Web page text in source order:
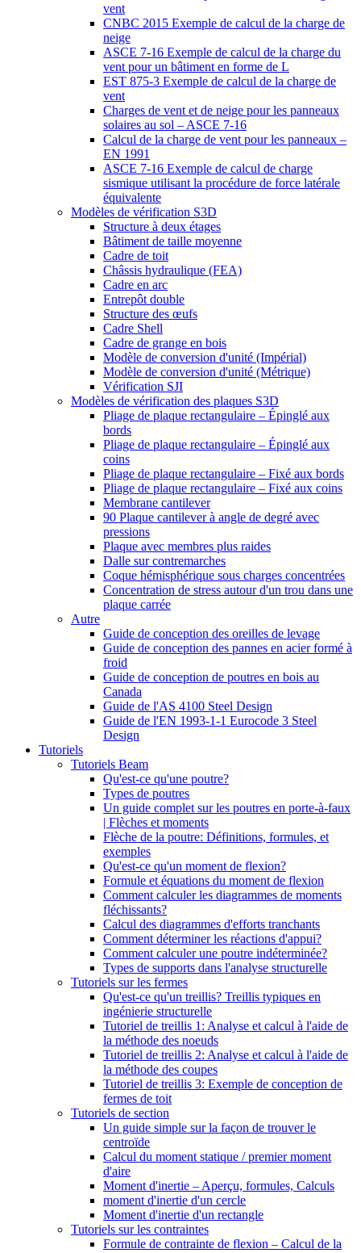
vent
CNBC 2015 Exemple de calcul de la charge de
neige
ASCE 7-16 Exemple de calcul de la charge du
vent pour un bâtiment en forme de L
EST 875-3 Exemple de calcul de la charge de
vent
Charges de vent et de neige pour les panneaux
solaires au sol – ASCE 7-16
Calcul de la charge de vent pour les panneaux –
EN 1991
ASCE 7-16 Exemple de calcul de charge
sismique utilisant la procédure de force latérale
équivalente
Modèles de vérification S3D
Structure à deux étages
Bâtiment de taille moyenne
Cadre de toit
Châssis hydraulique (FEA)
Cadre en arc
Entrepôt double
Structure des œufs
Cadre Shell
Cadre de grange en bois
Modèle de conversion d'unité (Impérial)
Modèle de conversion d'unité (Métrique)
Vérification SJI
Modèles de vérification des plaques S3D
Pliage de plaque rectangulaire – Épinglé aux
bords
Pliage de plaque rectangulaire – Épinglé aux
coins
Pliage de plaque rectangulaire – Fixé aux bords
Pliage de plaque rectangulaire – Fixé aux coins
Membrane cantilever
90 Plaque cantilever à angle de degré avec
pressions
Plaque avec membres plus raides
Dalle sur contremarches
Coque hémisphérique sous charges concentrées
Concentration de stress autour d'un trou dans une
plaque carrée
Autre
Guide de conception des oreilles de levage
Guide de conception des pannes en acier formé à
froid
Guide de conception de poutres en bois au
Canada
Guide de l'AS 4100 Steel Design
Guide de l'EN 1993-1-1 Eurocode 3 Steel
Design
Tutoriels
Tutoriels Beam
Qu'est-ce qu'une poutre?
Types de poutres
Un guide complet sur les poutres en porte-à-faux
| Flèches et moments
Flèche de la poutre: Définitions, formules, et
exemples
Qu'est-ce qu'un moment de flexion?
Formule et équations du moment de flexion
Comment calculer les diagrammes de moments
fléchissants?
Calcul des diagrammes d'efforts tranchants
Comment déterminer les réactions d'appui?
Comment calculer une poutre indéterminée?
Types de supports dans l'analyse structurelle
Tutoriels sur les fermes
Qu'est-ce qu'un treillis? Treillis typiques en
ingénierie structurelle
Tutoriel de treillis 1: Analyse et calcul à l'aide de
la méthode des noeuds
Tutoriel de treillis 2: Analyse et calcul à l'aide de
la méthode des coupes
Tutoriel de treillis 3: Exemple de conception de
fermes de toit
Tutoriels de section
Un guide simple sur la façon de trouver le
centroïde
Calcul du moment statique / premier moment
d'aire
Moment d'inertie – Aperçu, formules, Calculs
moment d'inertie d'un cercle
Moment d'inertie d'un rectangle
Tutoriels sur les contraintes
Formule de contrainte de flexion – Calcul de la